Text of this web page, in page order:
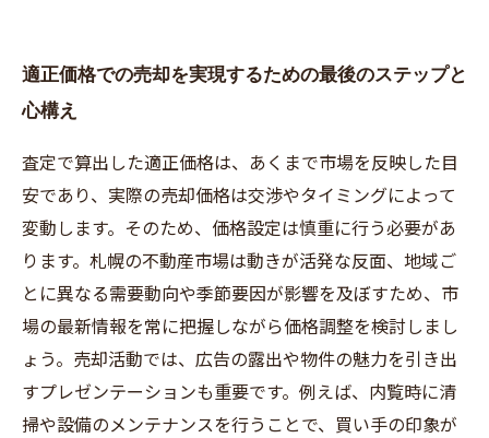
適正価格での売却を実現するための最後のステップと
心構え
査定で算出した適正価格は、あくまで市場を反映した目
安であり、実際の売却価格は交渉やタイミングによって
変動します。そのため、価格設定は慎重に行う必要があ
ります。札幌の不動産市場は動きが活発な反面、地域ご
とに異なる需要動向や季節要因が影響を及ぼすため、市
場の最新情報を常に把握しながら価格調整を検討しまし
ょう。売却活動では、広告の露出や物件の魅力を引き出
すプレゼンテーションも重要です。例えば、内覧時に清
掃や設備のメンテナンスを行うことで、買い手の印象が